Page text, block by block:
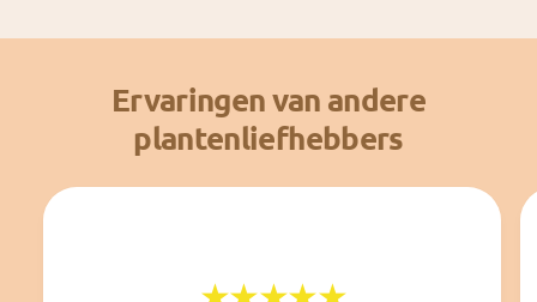
Ervaringen van andere
plantenliefhebbers